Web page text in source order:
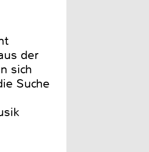
der
sich
Suche